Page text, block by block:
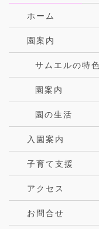
ホーム
園案内
サムエルの特色
園案内
園の生活
入園案内
子育て支援
アクセス
お問合せ